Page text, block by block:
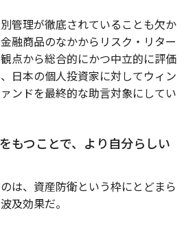
管理が徹底されていることも欠か
融商品のなかからリスク・リター
点から総合的にかつ中立的に評価
日本の個人投資家に対してウィン
ンドを最終的な助言対象にしてい
もつことで、より自分らしい
は、資産防衛という枠にとどまら
及効果だ。